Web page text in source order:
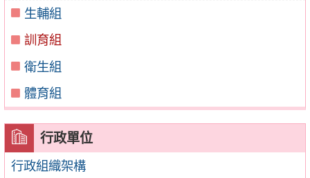
生輔組
訓育組
衛生組
體育組
行政單位
行政組織架構